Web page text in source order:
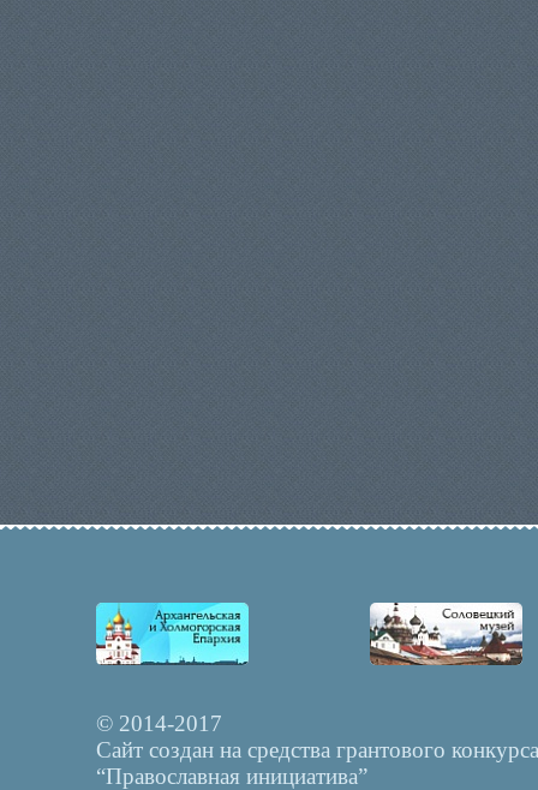
© 2014-2017
Сайт создан на средства грантового конкурса
“Православная инициатива”